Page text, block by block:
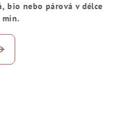
bio nebo párová v délce